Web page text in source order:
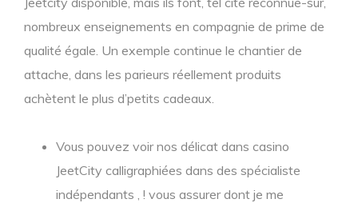
nombreux enseignements en compagnie de prime de
qualité égale. Un exemple continue le chantier de
attache, dans les parieurs réellement produits
achètent le plus d’petits cadeaux.
Vous pouvez voir nos délicat dans casino
JeetCity calligraphiées dans des spécialiste
indépendants , ! vous assurer dont je me